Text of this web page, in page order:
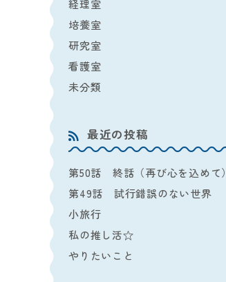
経理室
培養室
研究室
看護室
未分類
最近の投稿
第50話 終話（再び心を込めて）
第49話 試行錯誤のない世界
小旅行
私の推し活☆
やりたいこと